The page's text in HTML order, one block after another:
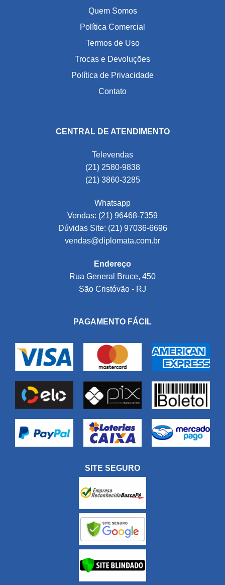
Quem Somos
Política Comercial
Termos de Uso
Trocas e Devoluções
Política de Privacidade
Contato
CENTRAL DE ATENDIMENTO
Televendas
(21) 2580-9838
(21) 3860-3285
Whatsapp
Vendas: (21) 96468-7359
Dúvidas Site: (21) 97036-6696
vendas@diplomata.com.br
Endereço
Rua General Bruce, 450
São Cristóvão - RJ
PAGAMENTO FÁCIL
SITE SEGURO